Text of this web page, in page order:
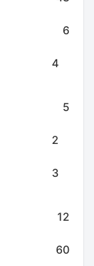
6
4
5
2
3
12
60